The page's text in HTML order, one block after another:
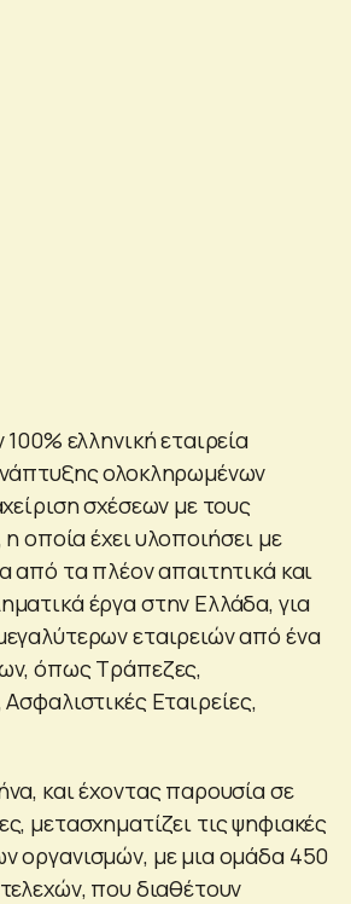
ελληνική εταιρεία
ολοκληρωμένων
σχέσεων με τους
οποία έχει υλοποιήσει με
από τα πλέον απαιτητικά και
έργα στην Ελλάδα, για
εταιρειών από ένα
όπως Τράπεζες,
Εταιρείες,
και έχοντας παρουσία σε
μετασχηματίζει τις ψηφιακές
οργανισμών, με μια ομάδα 450
που διαθέτουν